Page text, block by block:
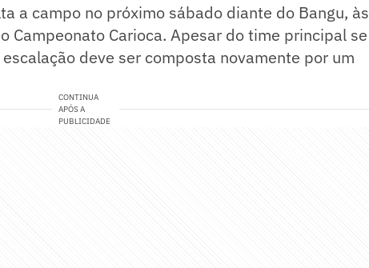
a campo no próximo sábado diante do Bangu, às
Campeonato Carioca. Apesar do time principal se
deve ser composta novamente por um
CONTINUA
APÓS A
PUBLICIDADE